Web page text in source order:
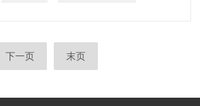
斯，德国，葡萄牙和斯匹次卑尔根群岛成
功运行。该仪器可用于夜间自动测试大气
下一页 末页